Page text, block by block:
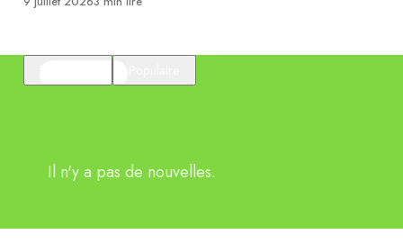
Il n'y a pas de nouvelles.